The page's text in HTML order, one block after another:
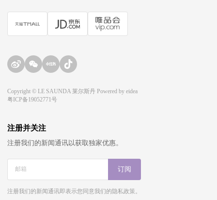
Copyright © LE SAUNDA 莱尔斯丹 Powered by eidea
粤ICP备19052771号
注册并关注
注册我们的新闻通讯以获取独家优惠。
订阅
注册我们的新闻通讯即表示您同意我们的隐私政策。